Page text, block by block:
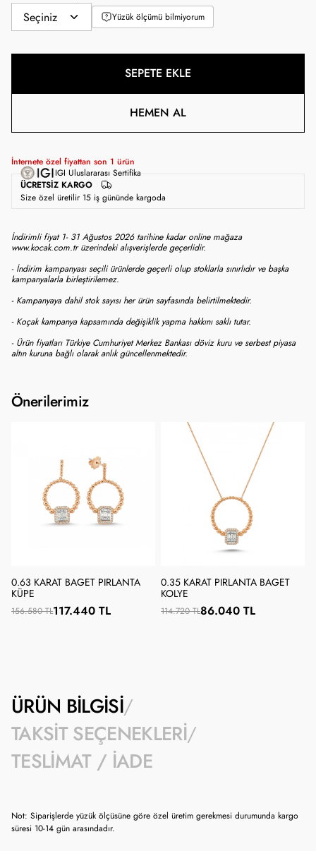
Yüzük ölçümü bilmiyorum
SEPETE EKLE
HEMEN AL
İnternete özel fiyattan son 1 ürün
ÜCRETSIZ KARGO
IGI Uluslararası Sertifika
Size özel üretilir 15 iş gününde kargoda
İndirimli fiyat 1- 31 Ağustos 2026 tarihine kadar online mağaza
www.kocak.com.tr üzerindeki alışverişlerde geçerlidir.
- İndirim kampanyası seçili ürünlerde geçerli olup stoklarla sınırlıdır ve başka
kampanyalarla birleştirilemez.
- Kampanyaya dahil stok sayısı her ürün sayfasında belirtilmektedir.
- Koçak kampanya kapsamında değişiklik yapma hakkını saklı tutar.
- Ürün fiyatları Türkiye Cumhuriyet Merkez Bankası döviz kuru ve serbest piyasa
altın kuruna bağlı olarak anlık güncellenmektedir.
Önerilerimiz
0.63 KARAT BAGET PIRLANTA
KÜPE
156.580 TL117.440 TL
0.35 KARAT PIRLANTA BAGET
KOLYE
114.720 TL86.040 TL
ÜRÜN BILGISI
TAKSIT SEÇENEKLERI
TESLIMAT / İADE
Not: Siparişlerde yüzük ölçüsüne göre özel üretim gerekmesi durumunda kargo
süresi 10-14 gün arasındadır.